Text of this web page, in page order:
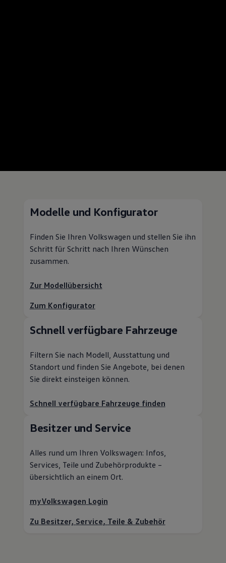
Modelle und Konfigurator
Finden Sie Ihren Volkswagen und stellen Sie ihn
Schritt für Schritt nach Ihren Wünschen
zusammen.
Zur Modellübersicht
Zum Konfigurator
Schnell verfügbare Fahrzeuge
Filtern Sie nach Modell, Ausstattung und
Standort und finden Sie Angebote, bei denen
Sie direkt einsteigen können.
Schnell verfügbare Fahrzeuge finden
Besitzer und Service
Alles rund um Ihren Volkswagen: Infos,
Services, Teile und Zubehörprodukte –
übersichtlich an einem Ort.
myVolkswagen Login
Zu Besitzer, Service, Teile & Zubehör